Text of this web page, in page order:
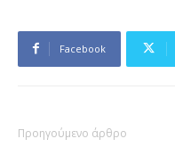
Facebook
Προηγούμενο άρθρο